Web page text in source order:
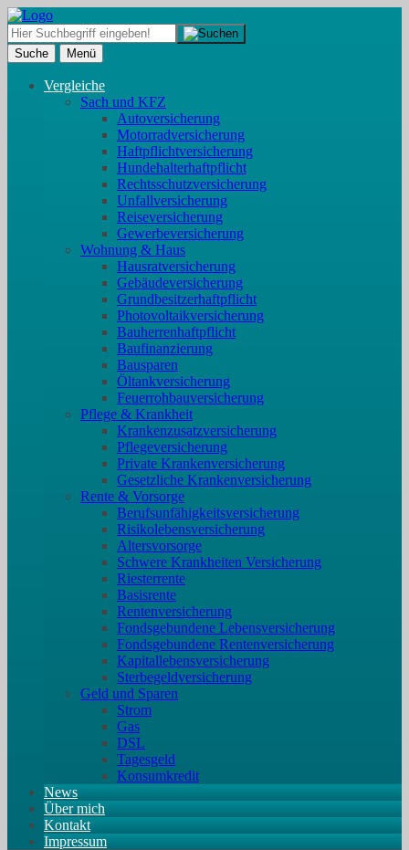
Suche Menü
Vergleiche
Sach und KFZ
Autoversicherung
Motorradversicherung
Haftpflichtversicherung
Hundehalterhaftpflicht
Rechtsschutzversicherung
Unfallversicherung
Reiseversicherung
Gewerbeversicherung
Wohnung & Haus
Hausratversicherung
Gebäudeversicherung
Grundbesitzerhaftpflicht
Photovoltaikversicherung
Bauherrenhaftpflicht
Baufinanzierung
Bausparen
Öltankversicherung
Feuerrohbauversicherung
Pflege & Krankheit
Krankenzusatzversicherung
Pflegeversicherung
Private Krankenversicherung
Gesetzliche Krankenversicherung
Rente & Vorsorge
Berufs­unfähigkeitsversicherung
Risikolebensversicherung
Altersvorsorge
Schwere Krankheiten Versicherung
Riesterrente
Basisrente
Rentenversicherung
Fondsgebundene Lebensversicherung
Fondsgebundene Rentenversicherung
Kapitallebensversicherung
Sterbegeldversicherung
Geld und Sparen
Strom
Gas
DSL
Tagesgeld
Konsumkredit
News
Über mich
Kontakt
Impressum